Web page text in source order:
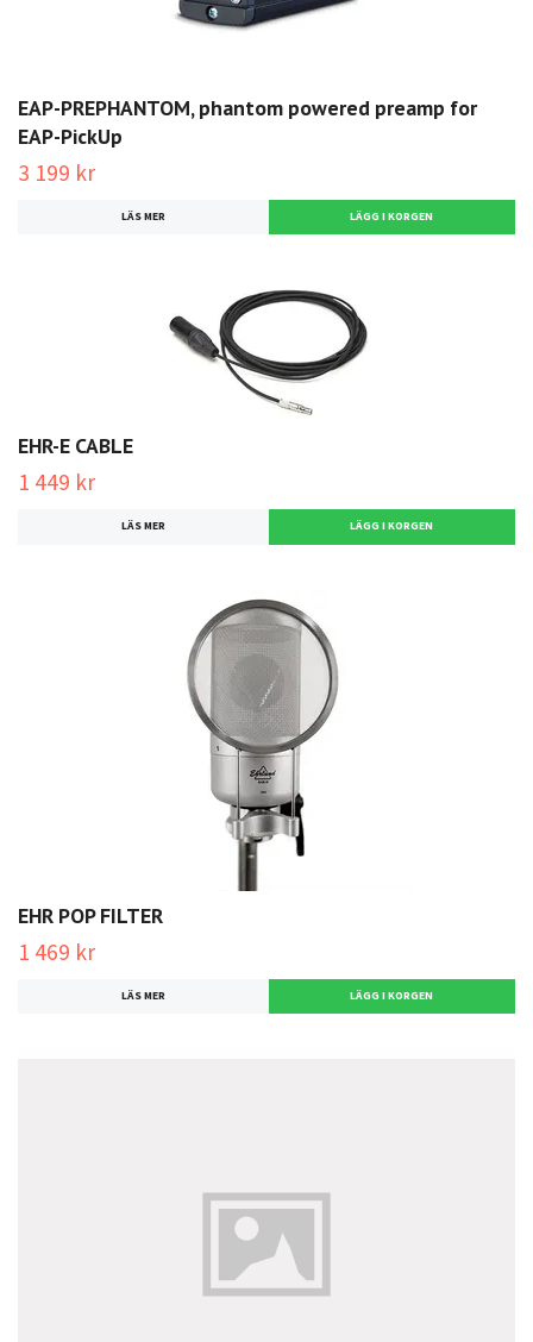
EAP-PREPHANTOM, phantom powered preamp for
EAP-PickUp
3 199 kr
LÄS MER
EHR-E CABLE
1 449 kr
LÄS MER
EHR POP FILTER
1 469 kr
LÄS MER